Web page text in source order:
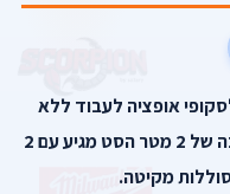
אופציה לעבוד ללא
המוט או כולל המוט המוט נפתח עד גובה של 2 מטר הסט מגיע עם 2
מקיטה.